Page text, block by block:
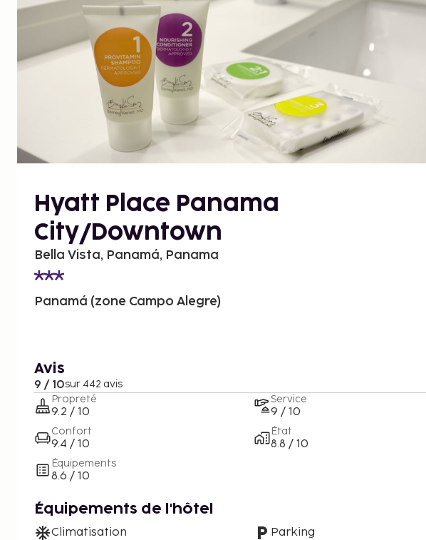
Hyatt Place Panama
City/Downtown
Bella Vista, Panamá, Panama
Panamá (zone Campo Alegre)
Avis
9 / 10sur 442 avis
Propreté
9.2 / 10
Confort
9.4 / 10
Équipements
8.6 / 10
Service
9 / 10
État
8.8 / 10
Équipements de l'hôtel
Climatisation
Parking